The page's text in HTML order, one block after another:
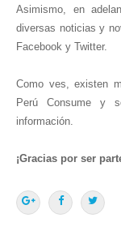
Asimismo, en
diversas noticias y
Facebook y Twitter.
Como ves, existen
Perú Consume y
información.
¡Gracias por ser